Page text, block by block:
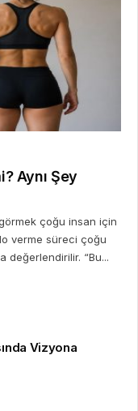
Aynı Şey
görmek çoğu insan için
verme süreci çoğu
değerlendirilir. “Bu...
Vizyona